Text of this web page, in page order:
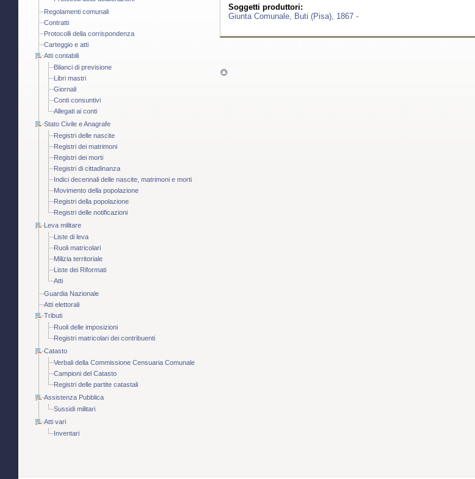
Regolamenti comunali
Contratti
Protocolli della corrispondenza
Carteggio e atti
Atti contabili
Bilanci di previsione
Libri mastri
Giornali
Conti consuntivi
Allegati ai conti
Stato Civile e Anagrafe
Registri delle nascite
Registri dei matrimoni
Registri dei morti
Registri di cittadinanza
Indici decennali delle nascite, matrimoni e morti
Movimento della popolazione
Registri della popolazione
Registri delle notificazioni
Leva militare
Liste di leva
Ruoli matricolari
Milizia territoriale
Liste dei Riformati
Atti
Guardia Nazionale
Atti elettorali
Tributi
Ruoli delle imposizioni
Registri matricolari dei contribuenti
Catasto
Verbali della Commissione Censuaria Comunale
Campioni del Catasto
Registri delle partite catastali
Assistenza Pubblica
Sussidi militari
Atti vari
Inventari
Soggetti produttori:
Giunta Comunale, Buti (Pisa), 1867 -